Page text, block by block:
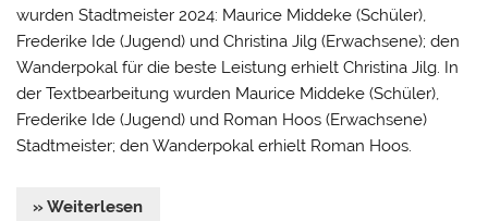
wurden Stadtmeister 2024: Maurice Middeke (Schüler),
Frederike Ide (Jugend) und Christina Jilg (Erwachsene); den
Wanderpokal für die beste Leistung erhielt Christina Jilg. In
der Textbearbeitung wurden Maurice Middeke (Schüler),
Frederike Ide (Jugend) und Roman Hoos (Erwachsene)
Stadtmeister; den Wanderpokal erhielt Roman Hoos.
» Weiterlesen